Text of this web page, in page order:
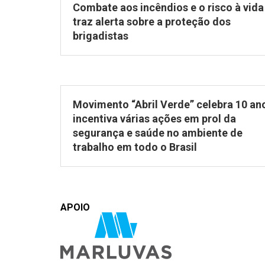
Combate aos incêndios e o risco à vida
traz alerta sobre a proteção dos
brigadistas
Movimento “Abril Verde” celebra 10
incentiva várias ações em prol da
segurança e saúde no ambiente de
trabalho em todo o Brasil
APOIO